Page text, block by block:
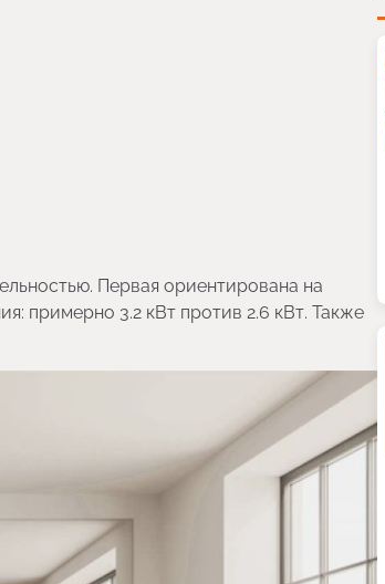
Первая ориентирована на
примерно 3.2 кВт против 2.6 кВт. Также